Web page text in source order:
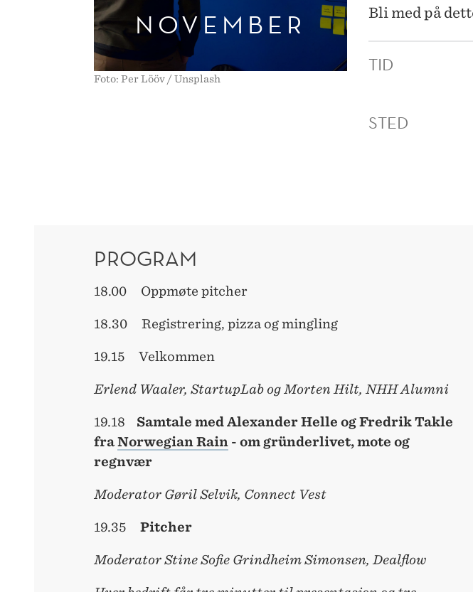
NOVEMBER
Foto: Per Lööv / Unsplash
Bli med på
TID
STED
PROGRAM
18.00 Oppmøte pitcher
18.30 Registrering, pizza og mingling
19.15 Velkommen
Erlend Waaler, StartupLab og Morten Hilt, NHH Alumni
19.18 Samtale med Alexander Helle og Fredrik Takle
fraNorwegian Rain - om gründerlivet, mote og
regnvær
Moderator Gøril Selvik, Connect Vest
19.35 Pitcher
Moderator Stine Sofie Grindheim Simonsen, Dealflow